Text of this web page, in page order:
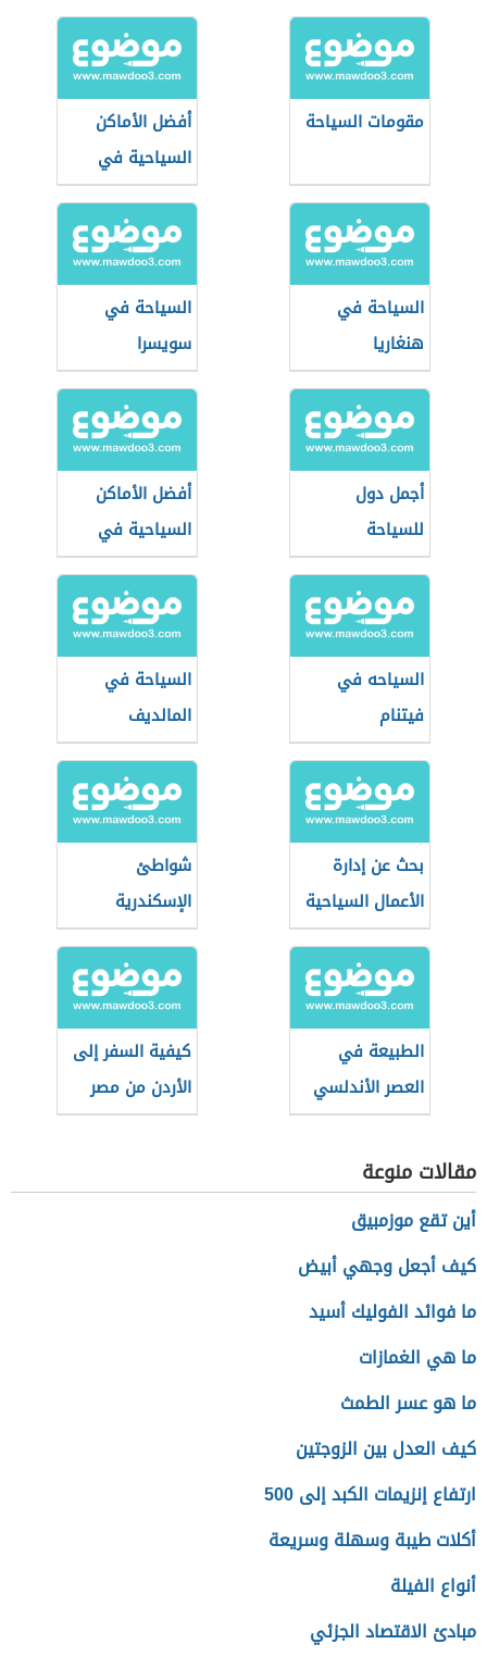
مقومات السياحة
أفضل الأماكن
السياحية في
صلالة
السياحة في
هنغاريا
السياحة في
سويسرا
أجمل دول
للسياحة
أفضل الأماكن
السياحية في
البحرين
السياحه في
فيتنام
السياحة في
المالديف
بحث عن إدارة
الأعمال السياحية
شواطئ
الإسكندرية
الطبيعة في
العصر الأندلسي
كيفية السفر إلى
الأردن من مصر
للعمل
مقالات منوعة
أين تقع موزمبيق
كيف أجعل وجهي أبيض
ما فوائد الفوليك أسيد
ما هي الغمازات
ما هو عسر الطمث
كيف العدل بين الزوجتين
ارتفاع إنزيمات الكبد إلى 500
أكلات طيبة وسهلة وسريعة
أنواع الفيلة
مبادئ الاقتصاد الجزئي